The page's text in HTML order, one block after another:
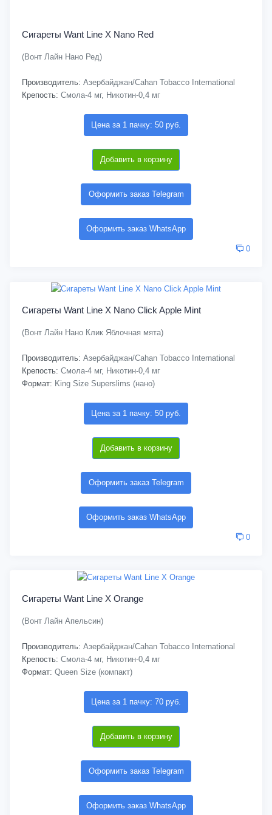
Сигареты Want Line X Nano Red
(Вонт Лайн Нано Ред)
Производитель: Азербайджан/Cahan Tobacco International
Крепость: Смола-4 мг, Никотин-0,4 мг
Цена за 1 пачку: 50 руб.
Добавить в корзину
Оформить заказ Telegram
Оформить заказ WhatsApp
0
Сигареты Want Line X Nano Click Apple Mint
(Вонт Лайн Нано Клик Яблочная мята)
Производитель: Азербайджан/Cahan Tobacco International
Крепость: Смола-4 мг, Никотин-0,4 мг
Формат: King Size Superslims (нано)
Цена за 1 пачку: 50 руб.
Добавить в корзину
Оформить заказ Telegram
Оформить заказ WhatsApp
0
Сигареты Want Line X Orange
(Вонт Лайн Апельсин)
Производитель: Азербайджан/Cahan Tobacco International
Крепость: Смола-4 мг, Никотин-0,4 мг
Формат: Queen Size (компакт)
Цена за 1 пачку: 70 руб.
Добавить в корзину
Оформить заказ Telegram
Оформить заказ WhatsApp